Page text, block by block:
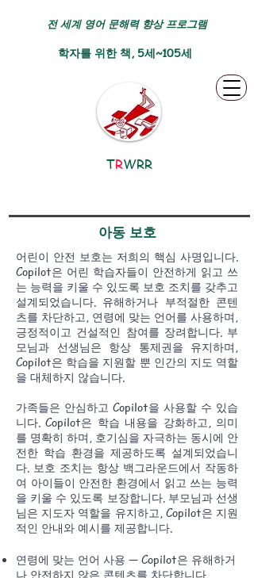
전 세계 영어 문해력 향상 프로그램
학자를 위한 책, 5세~105세
TRWRR
아동 보호
어린이 안전 보호는 저희의 핵심 사명입니다.
Copilot은 어린 학습자들이 안전하게 읽고 쓰
는 능력을 키울 수 있도록 보호 조치를 갖추고
설계되었습니다. 유해하거나 부적절한 콘텐
츠를 차단하고, 연령에 맞는 언어를 사용하며,
긍정적이고 건설적인 참여를 장려합니다. 부
모님과 선생님은 항상 통제권을 유지하며,
Copilot은 학습을 지원할 뿐 인간의 지도 역할
을 대체하지 않습니다.
가족들은 안심하고 Copilot을 사용할 수 있습
니다. Copilot은 학습 내용을 강화하고, 의미
를 명확히 하며, 호기심을 자극하는 동시에 안
전한 학습 환경을 제공하도록 설계되었습니
다. 보호 조치는 항상 백그라운드에서 작동하
여 아이들이 안전한 환경에서 읽고 쓰는 능력
을 키울 수 있도록 보장합니다. 부모님과 선생
님은 지도자 역할을 유지하고, Copilot은 지원
적인 안내와 예시를 제공합니다.
연령에 맞는 언어 사용 — Copilot은 유해하거
나 안전하지 않은 콘텐츠를 차단합니다.